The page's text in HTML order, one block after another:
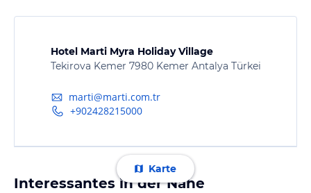
Hotel Marti Myra Holiday Village
Tekirova Kemer 7980 Kemer Antalya Türkei
marti@marti.com.tr
+902428215000
Karte
Interessantes in der Nähe